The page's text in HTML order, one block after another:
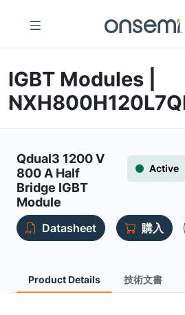
IGBT Modules |
Qdual3 1200 V
800 A Half
Bridge IGBT
Module
Active
Datasheet 購入
Product Details 技術文書